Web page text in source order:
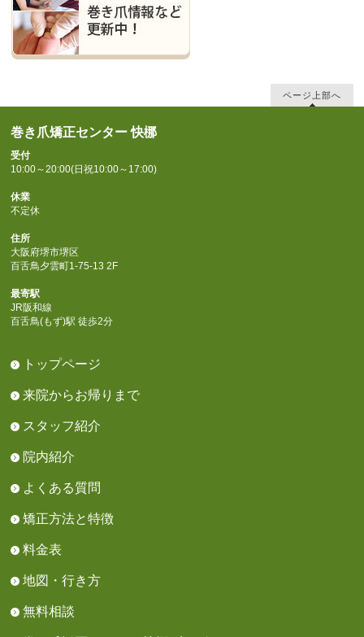
ページ上部へ
巻き爪矯正センター 快梛
受付
10:00～20:00(日祝10:00～17:00)
休業
不定休
住所
大阪府堺市堺区
百舌鳥夕雲町1-75-13 2F
最寄駅
JR阪和線
百舌鳥(もず)駅 徒歩2分
トップページ
来院からお帰りまで
スタッフ紹介
院内紹介
よくある質問
矯正方法と特徴
料金表
地図・行き方
無料相談